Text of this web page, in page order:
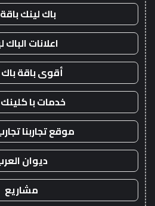
باك لينك باقة
اعلانات الباك
أقوى باقة
خدمات با كلينك 2026
موقع تجاربنا
ديوان
مشاريع